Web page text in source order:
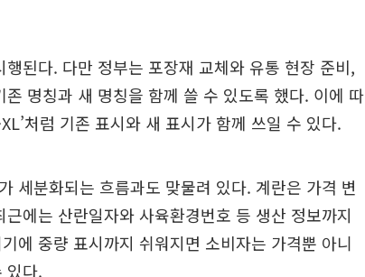
된다. 다만 정부는 포장재 교체와 유통 현장 준비,
명칭과 새 명칭을 함께 쓸 수 있도록 했다. 이에 따
처럼 기존 표시와 새 표시가 함께 쓰일 수 있다.
세분화되는 흐름과도 맞물려 있다. 계란은 가격 변
에는 산란일자와 사육환경번호 등 생산 정보까지
에 중량 표시까지 쉬워지면 소비자는 가격뿐 아니
있다.